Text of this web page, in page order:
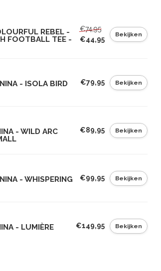
REBEL -
FOOTBALL TEE -
€74,95
€44,95
Bekijken
- ISOLA BIRD
€79,95 Bekijken
- WILD ARC
€89,95 Bekijken
- WHISPERING
€99,95 Bekijken
- LUMIÈRE
€149,95 Bekijken